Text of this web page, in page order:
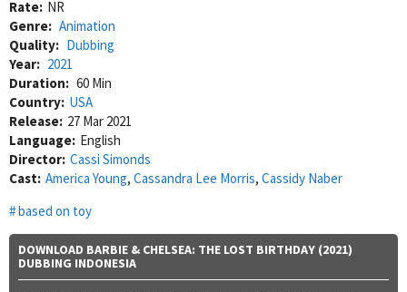
Rate: NR
Genre: Animation
Quality: Dubbing
Year: 2021
Duration: 60 Min
Country: USA
Release: 27 Mar 2021
Language: English
Director: Cassi Simonds
Cast: America Young, Cassandra Lee Morris, Cassidy Naber
based on toy
DOWNLOAD BARBIE & CHELSEA: THE LOST BIRTHDAY (2021)
DUBBING INDONESIA